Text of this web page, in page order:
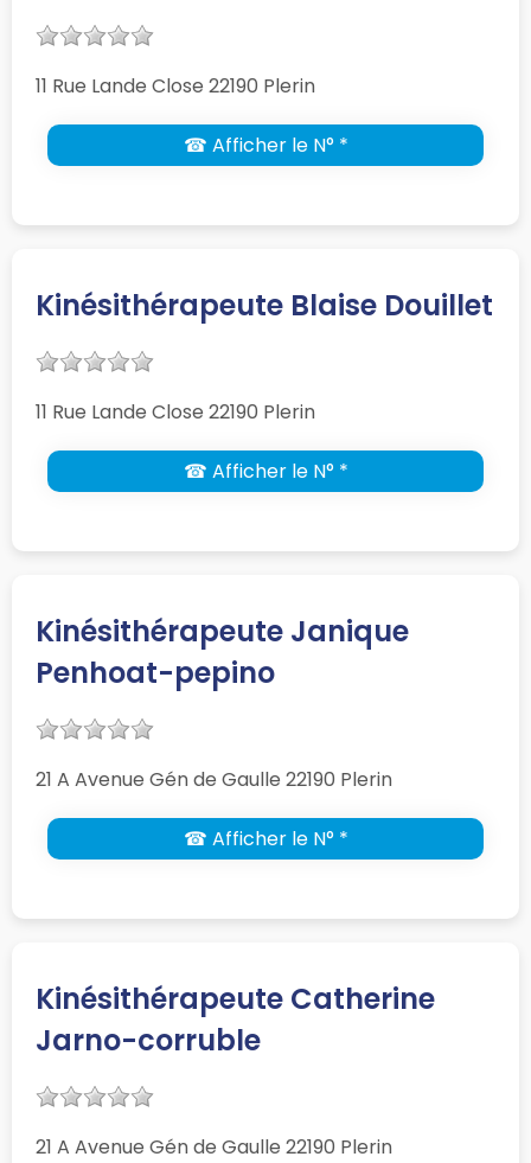
11 Rue Lande Close 22190 Plerin
☎ Afficher le N° *
Kinésithérapeute Blaise Douillet
11 Rue Lande Close 22190 Plerin
☎ Afficher le N° *
Kinésithérapeute Janique
Penhoat-pepino
21 A Avenue Gén de Gaulle 22190 Plerin
☎ Afficher le N° *
Kinésithérapeute Catherine
Jarno-corruble
21 A Avenue Gén de Gaulle 22190 Plerin